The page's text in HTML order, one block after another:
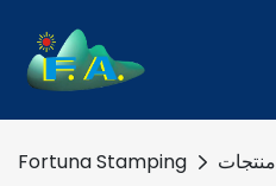
Fortuna Stamping منتجات